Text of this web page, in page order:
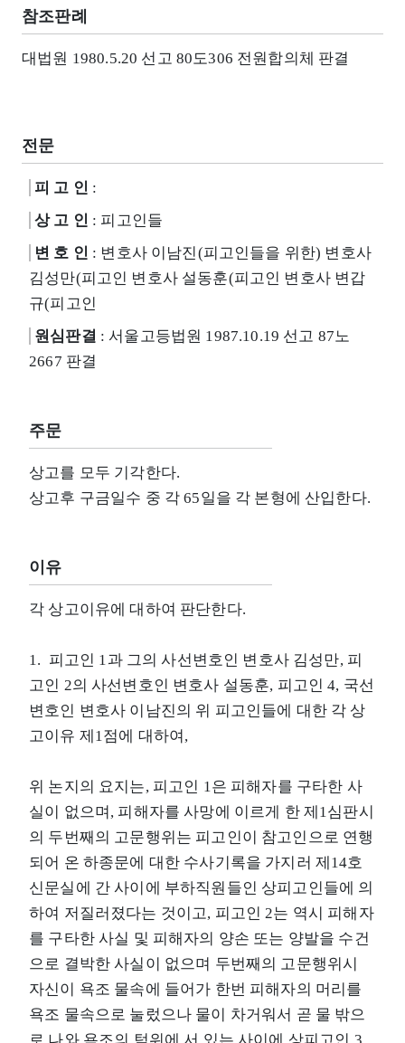
참조판례
대법원 1980.5.20 선고 80도306 전원합의체 판결
전문
피 고 인 :
상 고 인 : 피고인들
변 호 인 : 변호사 이남진(피고인들을 위한) 변호사
김성만(피고인 변호사 설동훈(피고인 변호사 변갑
규(피고인
원심판결 : 서울고등법원 1987.10.19 선고 87노
2667 판결
주문
상고를 모두 기각한다.
상고후 구금일수 중 각 65일을 각 본형에 산입한다.
이유
각 상고이유에 대하여 판단한다.
1. 피고인 1과 그의 사선변호인 변호사 김성만, 피
고인 2의 사선변호인 변호사 설동훈, 피고인 4, 국선
변호인 변호사 이남진의 위 피고인들에 대한 각 상
고이유 제1점에 대하여,
위 논지의 요지는, 피고인 1은 피해자를 구타한 사
실이 없으며, 피해자를 사망에 이르게 한 제1심판시
의 두번째의 고문행위는 피고인이 참고인으로 연행
되어 온 하종문에 대한 수사기록을 가지러 제14호
신문실에 간 사이에 부하직원들인 상피고인들에 의
하여 저질러졌다는 것이고, 피고인 2는 역시 피해자
를 구타한 사실 및 피해자의 양손 또는 양발을 수건
으로 결박한 사실이 없으며 두번째의 고문행위시
자신이 욕조 물속에 들어가 한번 피해자의 머리를
욕조 물속으로 눌렀으나 물이 차거워서 곧 물 밖으
로 나와 욕조의 턱위에 서 있는 사이에 상피고인 3,